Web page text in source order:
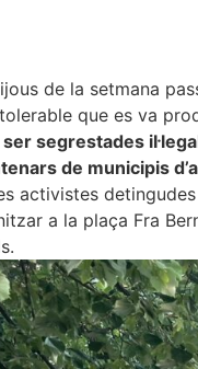
de la setmana
que es va
segrestades
de municipis
activistes
a la plaça Fra